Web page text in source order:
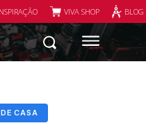
VIVA SHOP
CASA